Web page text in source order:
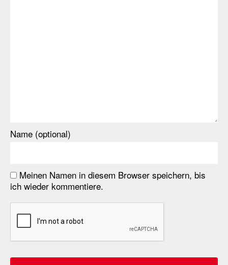
Name (optional)
Meinen Namen in diesem Browser speichern, bis
ich wieder kommentiere.